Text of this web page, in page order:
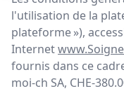
l'utilisation de la
plateforme »),
Internet
fournis dans ce
moi-ch SA, CHE-